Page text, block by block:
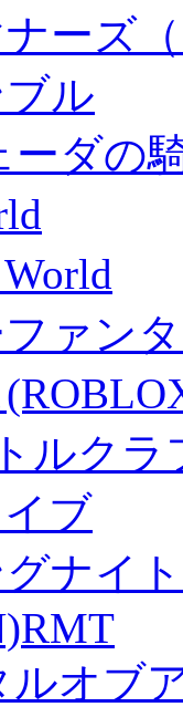
ーズ
ル
ーダの
ァン
ルク
ブ
ナイ
ルオブ